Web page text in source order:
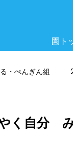
園ト
・ぺんぎん組
やく自分